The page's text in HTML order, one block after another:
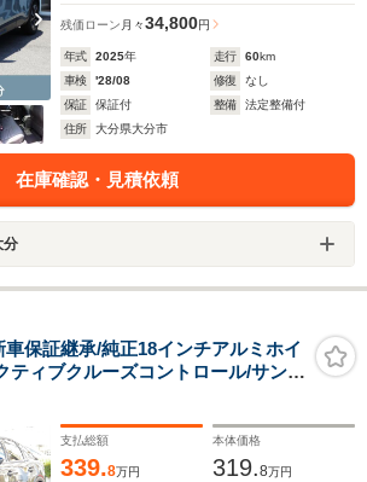
残価ローン 月々34,800円
年式 2025年 走行 60km
車検
'28/08 修復
なし
保証
保証付 整備
法定整備付
住所
大分県大分市
在庫確認・見積依頼
分
保証継承/純正18インチアルミホイ
ティブクルーズコントロール/サンル
ト/シートヒーター/ハンドルヒータ
キープアシスト/合皮シート
支払総額
339.8万円
本体価格
319.8万円